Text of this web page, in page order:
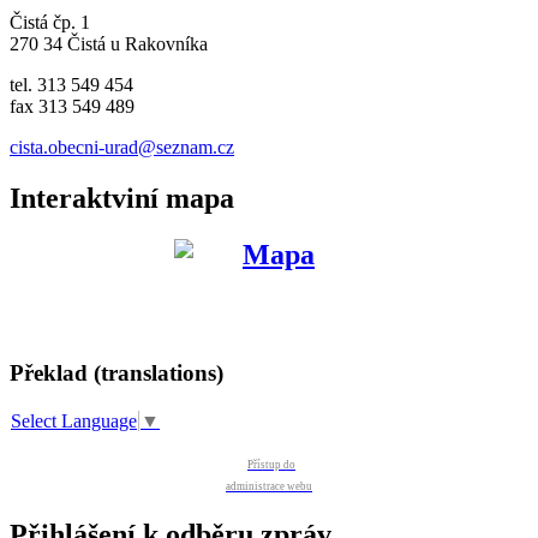
Čistá čp. 1
270 34 Čistá u Rakovníka
tel. 313 549 454
fax 313 549 489
cista.obecni-urad@seznam.cz
Interaktviní mapa
Překlad (translations)
Select Language ▼
Přístup do
administrace webu